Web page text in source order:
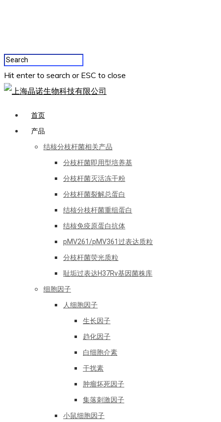
Hit enter to search or ESC to close
首页
产品
结核分枝杆菌相关产品
分枝杆菌即用型培养基
分枝杆菌灭活冻干粉
分枝杆菌裂解总蛋白
结核分枝杆菌重组蛋白
结核免疫原蛋白抗体
pMV261/pMV361过表达质粒
分枝杆菌荧光质粒
耻垢过表达H37Rv基因菌株库
细胞因子
人细胞因子
生长因子
趋化因子
白细胞介素
干扰素
肿瘤坏死因子
集落刺激因子
小鼠细胞因子